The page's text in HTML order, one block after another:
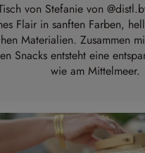
von Stefanie von
Flair in sanften Farben,
Materialien. Zusammen
Snacks entsteht eine
wie am Mittelmeer.